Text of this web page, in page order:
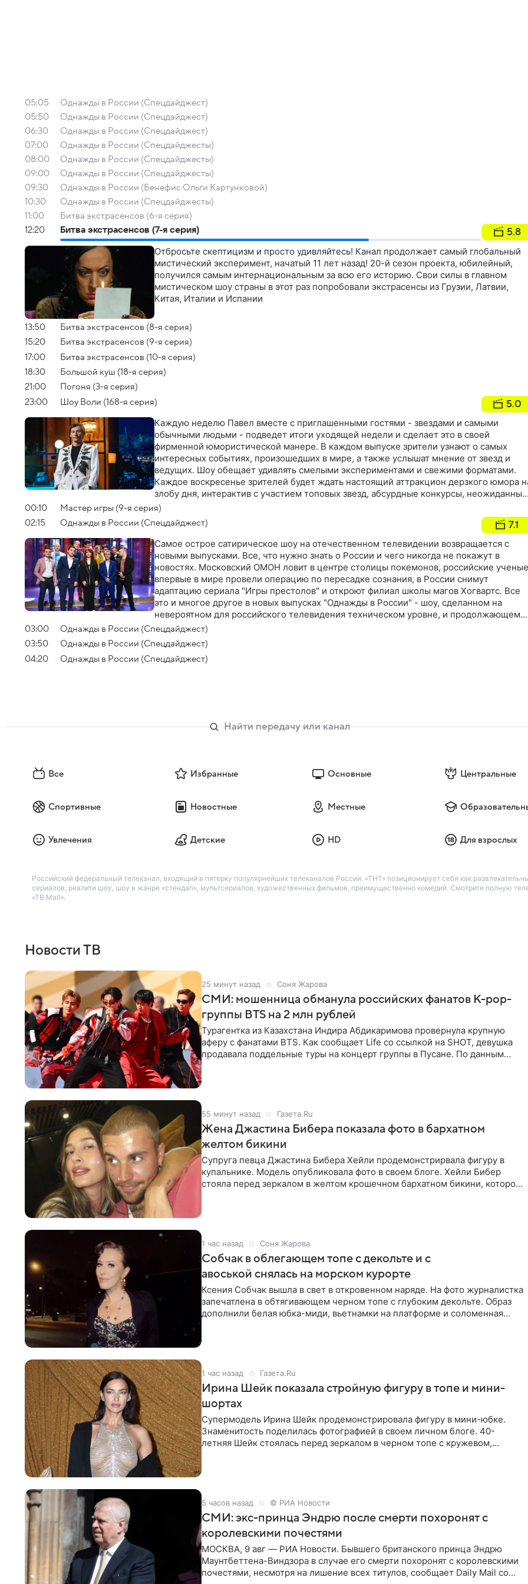
05:05
Однажды в России (Спецдайджест)
05:50
Однажды в России (Спецдайджест)
06:30
Однажды в России (Спецдайджест)
07:00
Однажды в России (Спецдайджесты)
08:00
Однажды в России (Спецдайджесты)
09:00
Однажды в России (Спецдайджесты)
09:30
Однажды в России (Бенефис Ольги Картунковой)
10:30
Однажды в России (Спецдайджесты)
11:00
Битва экстрасенсов (6-я серия)
12:20
Битва экстрасенсов (7-я серия) 5.8
Отбросьте скептицизм и просто удивляйтесь! Канал продолжает самый глобальный
мистический эксперимент, начатый 11 лет назад! 20-й сезон проекта, юбилейный,
получился самым интернациональным за всю его историю. Свои силы в главном
мистическом шоу страны в этот раз попробовали экстрасенсы из Грузии, Латвии,
Китая, Италии и Испании
13:50
Битва экстрасенсов (8-я серия)
15:20
Битва экстрасенсов (9-я серия)
17:00
Битва экстрасенсов (10-я серия)
18:30
Большой куш (18-я серия)
21:00
Погоня (3-я серия)
23:00
Шоу Воли (168-я серия) 5.0
Каждую неделю Павел вместе с приглашенными гостями - звездами и самыми
обычными людьми - подведет итоги уходящей недели и сделает это в своей
фирменной юмористической манере. В каждом выпуске зрители узнают о самых
интересных событиях, произошедших в мире, а также услышат мнение от звезд и
ведущих. Шоу обещает удивлять смелыми экспериментами и свежими форматами.
Каждое воскресенье зрителей будет ждать настоящий аттракцион дерзкого юмора
злобу дня, интерактив с участием топовых звезд, абсурдные конкурсы, неожиданные
музыкальные опыты и просто куча веселья с Павлом Волей и его гостями
00:10
Мастер игры (9-я серия)
02:15
Однажды в России (Спецдайджест) 7.1
Самое острое сатирическое шоу на отечественном телевидении возвращается с
новыми выпусками. Все, что нужно знать о России и чего никогда не покажут в
новостях. Московский ОМОН ловит в центре столицы покемонов, российские ученые
впервые в мире провели операцию по пересадке сознания, в России снимут
адаптацию сериала "Игры престолов" и откроют филиал школы магов Хогвартс. Все
это и многое другое в новых выпусках "Однажды в России" - шоу, сделанном на
невероятном для российского телевидения техническом уровне, и продолжающем
традицию сатиры и социального юмора на ТНТ
03:00
Однажды в России (Спецдайджест)
03:50
Однажды в России (Спецдайджест)
04:20
Однажды в России (Спецдайджест)
Все Избранные Основные Центральные
Спортивные Новостные Местные
Увлечения Детские HD Для взрослых
Российский федеральный телеканал, входящий в пятерку популярнейших телеканалов России. «ТНТ» позиционирует себя как
сериалов, реалити шоу, шоу в жанре «стендап», мультсериалов, художественных фильмов, преимущественно комедий. Смотрите полную
«ТВ Mail».
Новости ТВ
25 минут назад Соня Жарова
СМИ: мошенница обманула российских фанатов K-pop-
группы BTS на 2 млн рублей
Турагентка из Казахстана Индира Абдикаримова провернула крупную
аферу с фанатами BTS. Как сообщает Life со ссылкой на SHOT, девушка
продавала поддельные туры на концерт группы в Пусане. По данным
55 минут назад Газета.Ru
Жена Джастина Бибера показала фото в бархатном
желтом бикини
Супруга певца Джастина Бибера Хейли продемонстрирвала фигуру в
купальнике. Модель опубликовала фото в своем блоге. Хейли Бибер
стояла перед зеркалом в желтом крошечном бархатном бикини, которое
1 час назад Соня Жарова
Собчак в облегающем топе с декольте и с
авоськой снялась на морском курорте
Ксения Собчак вышла в свет в откровенном наряде. На фото журналистка
запечатлена в обтягивающем черном топе с глубоким декольте. Образ
дополнили белая юбка-миди, вьетнамки на платформе и соломенная
1 час назад Газета.Ru
Ирина Шейк показала стройную фигуру в топе и мини-
шортах
Супермодель Ирина Шейк продемонстрировала фигуру в мини-юбке.
Знаменитость поделилась фотографией в своем личном блоге. 40-
летняя Шейк стоялась перед зеркалом в черном топе с кружевом,
5 часов назад © РИА Новости
СМИ: экс-принца Эндрю после смерти похоронят с
королевскими почестями
МОСКВА, 9 авг — РИА Новости. Бывшего британского принца Эндрю
Маунтбеттена-Виндзора в случае его смерти похоронят с королевскими
почестями, несмотря на лишение всех титулов, сообщает Daily Mail со